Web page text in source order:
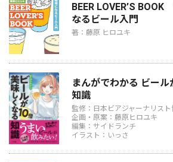
BEER LOVER’S
なるビール入門
著：藤原 ヒロユキ
まんがでわかる ビー
知識
監修：日本ビアジャーナリスト
企画・原案：藤原ヒロユキ
編集：サイドランチ
イラスト：いっさ